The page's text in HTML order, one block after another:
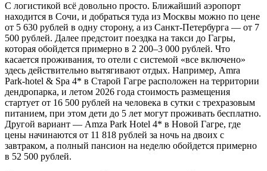
С логистикой всё довольно просто. Ближайший аэропорт
находится в Сочи, и добраться туда из Москвы можно по цене
от 5 630 рублей в одну сторону, а из Санкт-Петербурга — от 7
500 рублей. Далее предстоит поездка на такси до Гагры,
которая обойдется примерно в 2 200–3 000 рублей. Что
касается проживания, то отели с системой «все включено»
здесь действительно вытягивают отдых. Например, Amra
Park-hotel & Spa 4* в Старой Гагре расположен на территории
дендропарка, и летом 2026 года стоимость размещения
стартует от 16 500 рублей на человека в сутки с трехразовым
питанием, при этом дети до 5 лет могут проживать бесплатно.
Другой вариант — Amza Park Hotel 4* в Новой Гагре, где
цены начинаются от 11 818 рублей за ночь на двоих с
завтраком, а полный пансион на неделю обойдется примерно
в 52 500 рублей.